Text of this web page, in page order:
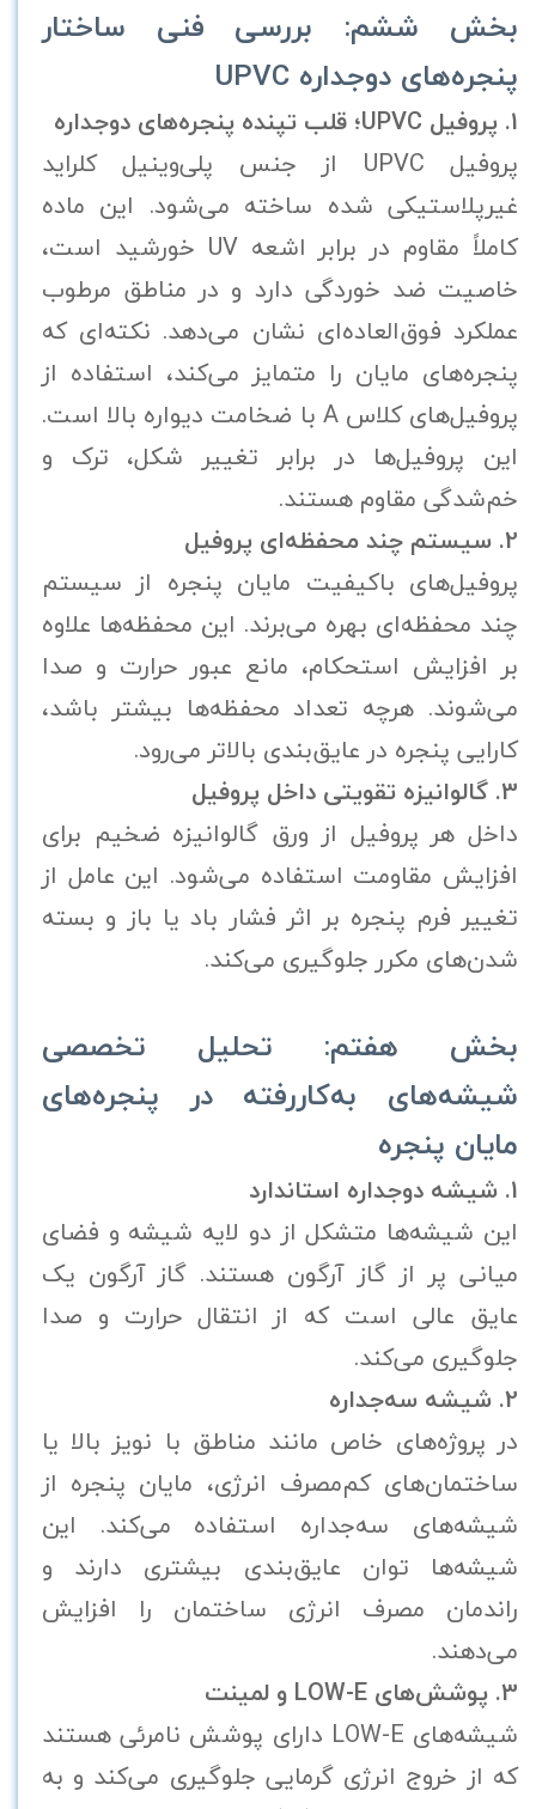
بخش ششم: بررسی فنی ساختار
پنجره‌های دوجداره UPVC
1. پروفیل UPVC؛ قلب تپنده پنجره‌های دوجداره
پروفیل UPVC از جنس پلی‌وینیل کلراید
غیرپلاستیکی شده ساخته می‌شود. این ماده
کاملاً مقاوم در برابر اشعه UV خورشید است،
خاصیت ضد خوردگی دارد و در مناطق مرطوب
عملکرد فوق‌العاده‌ای نشان می‌دهد. نکته‌ای که
پنجره‌های مایان را متمایز می‌کند، استفاده از
پروفیل‌های کلاس A با ضخامت دیواره بالا است.
این پروفیل‌ها در برابر تغییر شکل، ترک و
خم‌شدگی مقاوم هستند.
2. سیستم چند محفظه‌ای پروفیل
پروفیل‌های باکیفیت مایان پنجره از سیستم
چند محفظه‌ای بهره می‌برند. این محفظه‌ها علاوه
بر افزایش استحکام، مانع عبور حرارت و صدا
می‌شوند. هرچه تعداد محفظه‌ها بیشتر باشد،
کارایی پنجره در عایق‌بندی بالاتر می‌رود.
3. گالوانیزه تقویتی داخل پروفیل
داخل هر پروفیل از ورق گالوانیزه ضخیم برای
افزایش مقاومت استفاده می‌شود. این عامل از
تغییر فرم پنجره بر اثر فشار باد یا باز و بسته
شدن‌های مکرر جلوگیری می‌کند.
بخش هفتم: تحلیل تخصصی
شیشه‌های به‌کاررفته در پنجره‌های
مایان پنجره
1. شیشه دوجداره استاندارد
این شیشه‌ها متشکل از دو لایه شیشه و فضای
میانی پر از گاز آرگون هستند. گاز آرگون یک
عایق عالی است که از انتقال حرارت و صدا
جلوگیری می‌کند.
2. شیشه سه‌جداره
در پروژه‌های خاص مانند مناطق با نویز بالا یا
ساختمان‌های کم‌مصرف انرژی، مایان پنجره از
شیشه‌های سه‌جداره استفاده می‌کند. این
شیشه‌ها توان عایق‌بندی بیشتری دارند و
راندمان مصرف انرژی ساختمان را افزایش
می‌دهند.
3. پوشش‌های LOW-E و لمینت
شیشه‌های LOW-E دارای پوشش نامرئی هستند
که از خروج انرژی گرمایی جلوگیری می‌کند و به